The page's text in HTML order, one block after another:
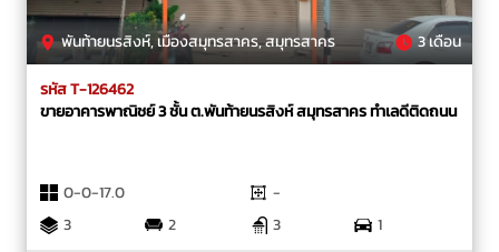
พันท้ายนรสิงห์, เมืองสมุทรสาคร, สมุทรสาคร 3 เดือน
รหัส T-126462
ขายอาคารพาณิชย์ 3 ชั้น ต.พันท้ายนรสิงห์ สมุทรสาคร ทำเลดีติดถนน
0-0-17.0
-
3
2 3
1